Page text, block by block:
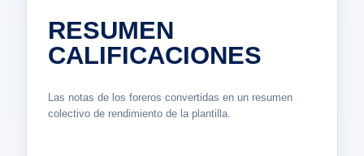
RESUMEN
CALIFICACIONES
Las notas de los foreros convertidas en un resumen
colectivo de rendimiento de la plantilla.